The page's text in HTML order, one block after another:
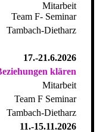
Mitarbeit
Team F- Seminar
Tambach-Dietharz
17.-21.6.2026
klären
Mitarbeit
Team F Seminar
Tambach-Dietharz
11.-15.11.2026